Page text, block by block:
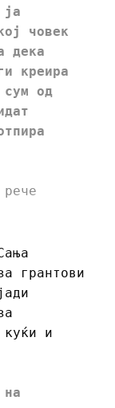
ја
човек
дека
креира
сум од
рече
грантови
куќи и
на